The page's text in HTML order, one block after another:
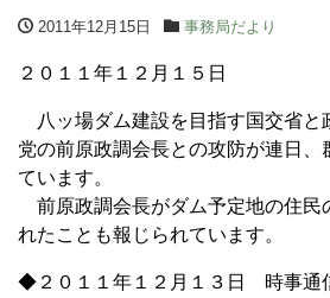
2011年12月15日 事務局だより
２０１１年１２月１５日
八ッ場ダム建設を目指す国交省と
党の前原政調会長との攻防が連日、
ています。
前原政調会長がダム予定地の住民
れたことも報じられています。
◆２０１１年１２月１３日 時事